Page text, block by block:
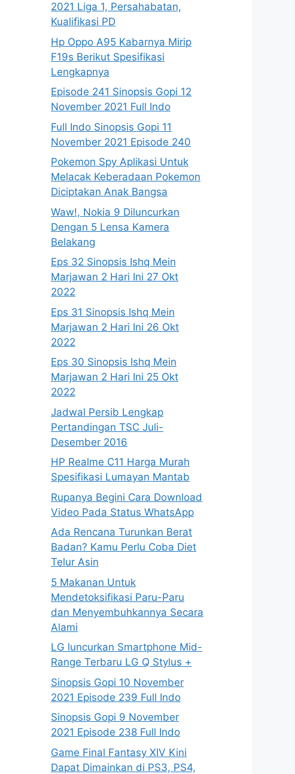
2021 Liga 1, Persahabatan,
Kualifikasi PD
Hp Oppo A95 Kabarnya Mirip
F19s Berikut Spesifikasi
Lengkapnya
Episode 241 Sinopsis Gopi 12
November 2021 Full Indo
Full Indo Sinopsis Gopi 11
November 2021 Episode 240
Pokemon Spy Aplikasi Untuk
Melacak Keberadaan Pokemon
Diciptakan Anak Bangsa
Waw!, Nokia 9 Diluncurkan
Dengan 5 Lensa Kamera
Belakang
Eps 32 Sinopsis Ishq Mein
Marjawan 2 Hari Ini 27 Okt
2022
Eps 31 Sinopsis Ishq Mein
Marjawan 2 Hari Ini 26 Okt
2022
Eps 30 Sinopsis Ishq Mein
Marjawan 2 Hari Ini 25 Okt
2022
Jadwal Persib Lengkap
Pertandingan TSC Juli-
Desember 2016
HP Realme C11 Harga Murah
Spesifikasi Lumayan Mantab
Rupanya Begini Cara Download
Video Pada Status WhatsApp
Ada Rencana Turunkan Berat
Badan? Kamu Perlu Coba Diet
Telur Asin
5 Makanan Untuk
Mendetoksifikasi Paru-Paru
dan Menyembuhkannya Secara
Alami
LG luncurkan Smartphone Mid-
Range Terbaru LG Q Stylus +
Sinopsis Gopi 10 November
2021 Episode 239 Full Indo
Sinopsis Gopi 9 November
2021 Episode 238 Full Indo
Game Final Fantasy XIV Kini
Dapat Dimainkan di PS3, PS4,